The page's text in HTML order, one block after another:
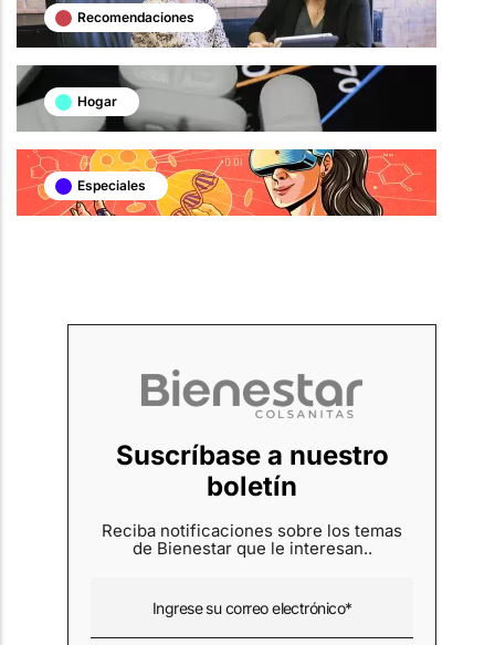
Recomendaciones
Hogar
Especiales
Suscríbase a nuestro
boletín
Reciba notificaciones sobre los temas
de Bienestar que le interesan..